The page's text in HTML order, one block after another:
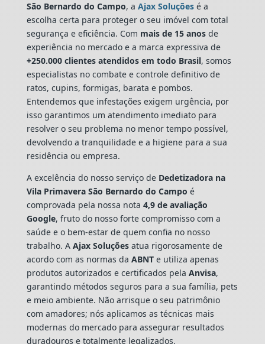
São Bernardo do Campo, a Ajax Soluçõesé a
escolha certa para proteger o seu imóvel com total
segurança e eficiência. Com mais de 15 anosde
experiência no mercado e a marca expressiva de
+250.000 clientes atendidos em todo Brasil, somos
especialistas no combate e controle definitivo de
ratos, cupins, formigas, barata e pombos.
Entendemos que infestações exigem urgência, por
isso garantimos um atendimento imediato para
resolver o seu problema no menor tempo possível,
devolvendo a tranquilidade e a higiene para a sua
residência ou empresa.
A excelência do nosso serviço de Dedetizadora na
Vila Primavera São Bernardo do Campo é
comprovada pela nossa nota 4,9 de avaliação
Google, fruto do nosso forte compromisso com a
saúde e o bem-estar de quem confia no nosso
trabalho. A Ajax Soluçõesatua rigorosamente de
acordo com as normas da ABNTe utiliza apenas
produtos autorizados e certificados pela Anvisa,
garantindo métodos seguros para a sua família, pets
e meio ambiente. Não arrisque o seu patrimônio
com amadores; nós aplicamos as técnicas mais
modernas do mercado para assegurar resultados
duradouros e totalmente legalizados.